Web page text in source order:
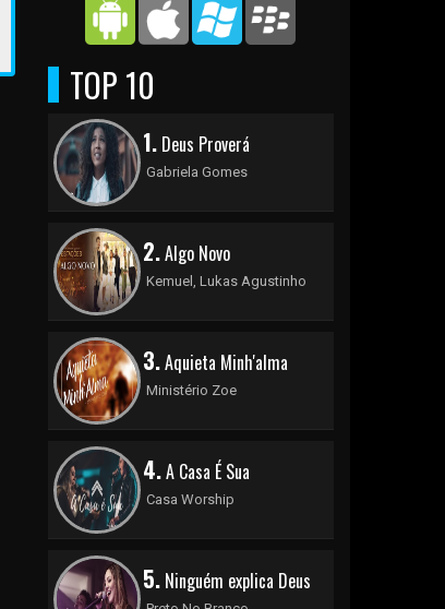
TOP 10
1.Deus Proverá
Gabriela Gomes
2.Algo Novo
Kemuel, Lukas Agustinho
3.Aquieta Minh'alma
Ministério Zoe
4.A Casa É Sua
Casa Worship
5.Ninguém explica Deus